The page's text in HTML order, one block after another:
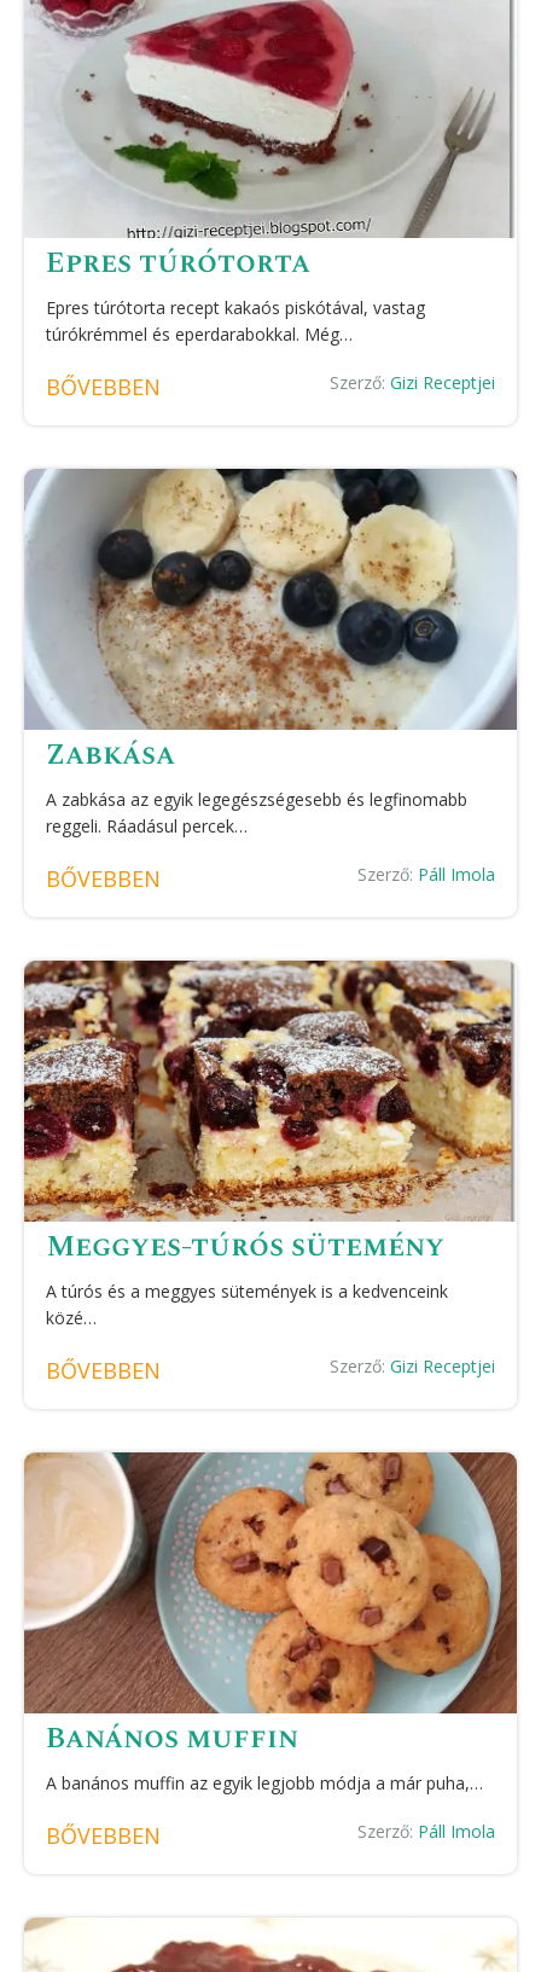
Epres túrótorta
Epres túrótorta recept kakaós piskótával, vastag
túrókrémmel és eperdarabokkal. Még…
BŐVEBBEN Szerző: Gizi Receptjei
Zabkása
A zabkása az egyik legegészségesebb és legfinomabb
reggeli. Ráadásul percek…
BŐVEBBEN Szerző: Páll Imola
Meggyes-túrós sütemény
A túrós és a meggyes sütemények is a kedvenceink
közé…
BŐVEBBEN Szerző: Gizi Receptjei
Banános muffin
A banános muffin az egyik legjobb módja a már puha,…
BŐVEBBEN Szerző: Páll Imola